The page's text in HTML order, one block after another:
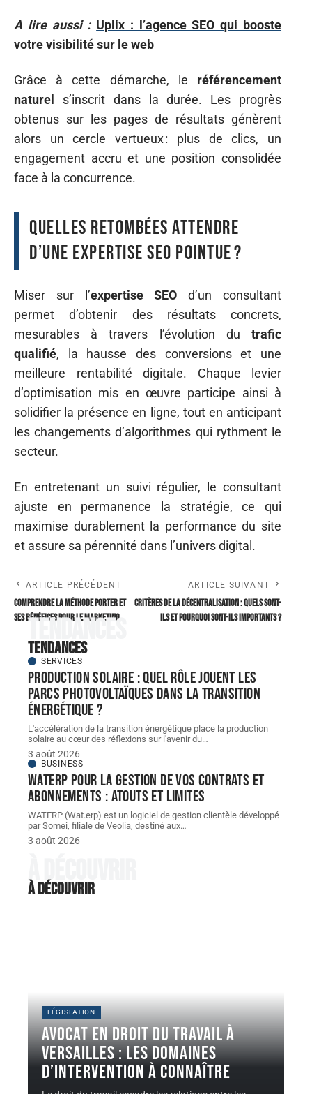
A lire aussi : Uplix : l’agence SEO qui booste
votre visibilité sur le web
Grâce à cette démarche, le référencement
naturel s’inscrit dans la durée. Les progrès
obtenus sur les pages de résultats génèrent
alors un cercle vertueux : plus de clics, un
engagement accru et une position consolidée
face à la concurrence.
Quelles retombées attendre
d’une expertise SEO pointue ?
Miser sur l’expertise SEO d’un consultant
permet d’obtenir des résultats concrets,
mesurables à travers l’évolution du trafic
qualifié, la hausse des conversions et une
meilleure rentabilité digitale. Chaque levier
d’optimisation mis en œuvre participe ainsi à
solidifier la présence en ligne, tout en anticipant
les changements d’algorithmes qui rythment le
secteur.
En entretenant un suivi régulier, le consultant
ajuste en permanence la stratégie, ce qui
maximise durablement la performance du site
et assure sa pérennité dans l’univers digital.
ARTICLE PRÉCÉDENT
Comprendre la méthode Porter et
ses bénéfices pour le marketing
ARTICLE SUIVANT
Critères de la décentralisation : Quels sont-
ils et pourquoi sont-ils importants ?
Tendances
Tendances
SERVICES
Production solaire : quel rôle jouent les
parcs photovoltaïques dans la transition
énergétique ?
L'accélération de la transition énergétique place la production
solaire au cœur des réflexions sur l'avenir du…
3 août 2026
BUSINESS
WATERP pour la gestion de vos contrats et
abonnements : atouts et limites
WATERP (Wat.erp) est un logiciel de gestion clientèle développé
par Somei, filiale de Veolia, destiné aux…
3 août 2026
À découvrir
À découvrir
LÉGISLATION
Avocat en droit du travail à
Versailles : les domaines
d’intervention à connaître